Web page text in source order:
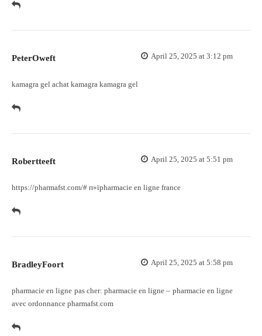
PeterOweft April 25, 2025 at 3:12 pm
kamagra gel achat kamagra kamagra gel
Robertteeft April 25, 2025 at 5:51 pm
https://pharmafst.com/# п»їpharmacie en ligne france
BradleyFoort April 25, 2025 at 5:58 pm
pharmacie en ligne pas cher: pharmacie en ligne – pharmacie en ligne
avec ordonnance pharmafst.com